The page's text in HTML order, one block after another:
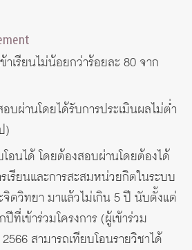
าเรียนไม่น้อยกว่าร้อยละ 80 จาก
อบผ่านโดยได้รับการประเมินผลไม่ต่ำ
)
โอนได้ โดยต้องสอบผ่านโดยต้องได้
รียนและการสะสมหน่วยกิตในระบบ
ตวิทยา มาแล้วไม่เกิน 5 ปี นับตั้งแต่
ที่เข้าร่วมโครงการ (ผู้เข้าร่วม
สามารถเทียบโอนรายวิชาได้